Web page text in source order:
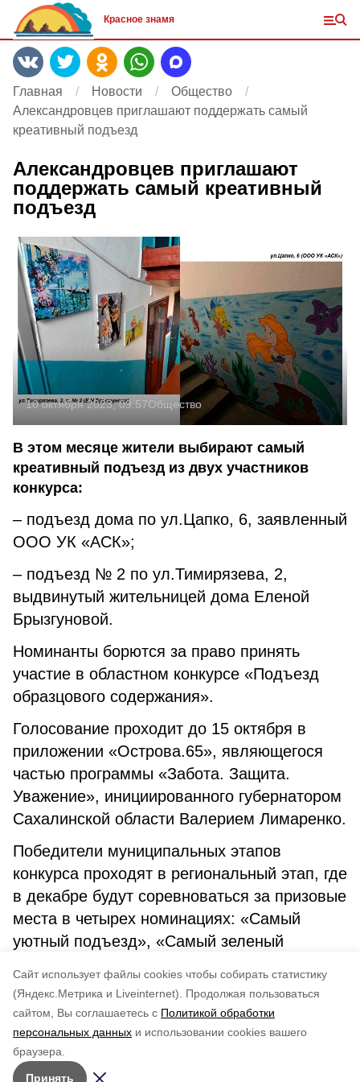
Cайт использует файлы cookies чтобы собирать статистику
(Яндекс.Метрика и Liveinternet).
Продолжая пользоваться
сайтом, Вы соглашаетесь с Политикой обработки
персональных данных и использовании cookies вашего
браузера.
Принять
Красное знамя
Главная Новости
Общество
Александровцев приглашают поддержать самый
креативный подъезд
Александровцев приглашают
поддержать самый креативный
подъезд
10 октября 2023, 09:57Общество
В этом месяце жители выбирают самый
креативный подъезд из двух участников
конкурса:
– подъезд дома по ул.Цапко, 6, заявленный
ООО УК «АСК»;
– подъезд № 2 по ул.Тимирязева, 2,
выдвинутый жительницей дома Еленой
Брызгуновой.
Номинанты борются за право принять
участие в областном конкурсе «Подъезд
образцового содержания».
Голосование проходит до 15 октября в
приложении «Острова.65», являющегося
частью программы «Забота. Защита.
Уважение», инициированного губернатором
Сахалинской области Валерием Лимаренко.
Победители муниципальных этапов
конкурса проходят в региональный этап, где
в декабре будут соревноваться за призовые
места в четырех номинациях: «Самый
уютный подъезд», «Самый зеленый
подъезд» и «Самый креативный подъезд».
по оценке
5